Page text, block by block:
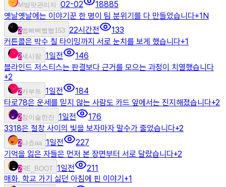
M 방팟관리자 02-02
18885
옛날옛날에는 이야기꾼 한 명이 팀 분위기를 다 만들었습니다+1 N
2삡삐삐삡삡153 22시간전
133
커튼콜은 박수 칠 타이밍까지 서로 눈치를 보게 했습니다+1
2세사람 1일전
146
블라인드 저스티스는 판결보다 근거를 모으는 과정이 치열했습니다
+2
2카부트 1일전
184
타로78은 운세를 믿지 않는 사람도 카드 앞에서는 진지해졌습니다+2
2참이슬한잔 1일전
176
3318은 철창 사이의 빛을 보자마자 말수가 줄었습니다+2
2나쵸aa 1일전
227
기억을 잃은 자들은 먼저 본 장면부터 서로 달랐습니다+2
2RE_BOOT 1일전
211
매화, 학교 가기 싫던 아침에 핀 이야기 +1